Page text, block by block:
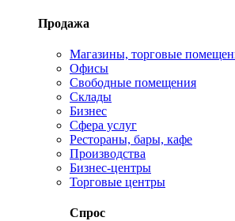
Продажа
Магазины, торговые
Офисы
Свободные помещения
Склады
Бизнес
Сфера услуг
Рестораны, бары, кафе
Производства
Бизнес-центры
Торговые центры
Спрос